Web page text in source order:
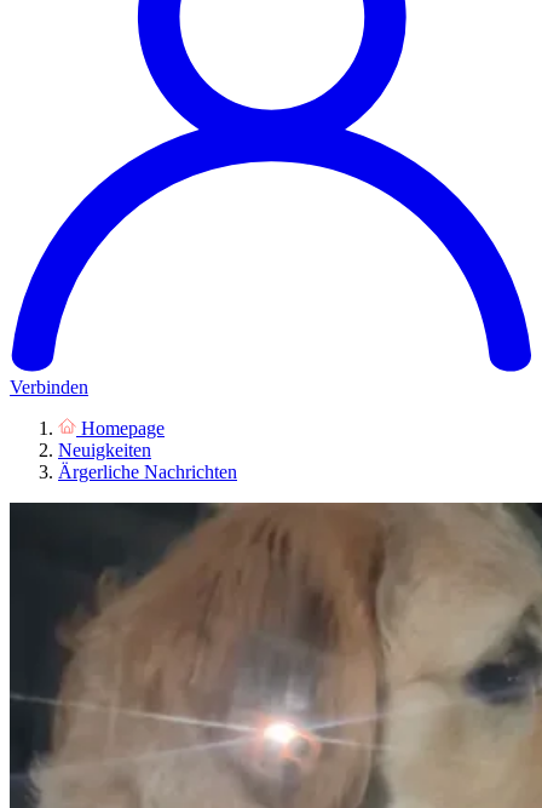
Verbinden
Homepage
Neuigkeiten
Ärgerliche Nachrichten